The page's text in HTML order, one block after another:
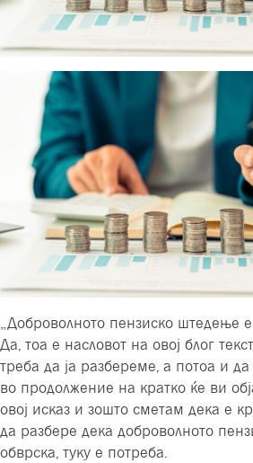
„Доброволното пензиско штедење е
Да, тоа е насловот на овој блог
треба да ја разбереме, а потоа и
во продолжение на кратко ќе ви
овој исказ и зошто сметам дека е
да разбере дека доброволното
обврска, туку е потреба.